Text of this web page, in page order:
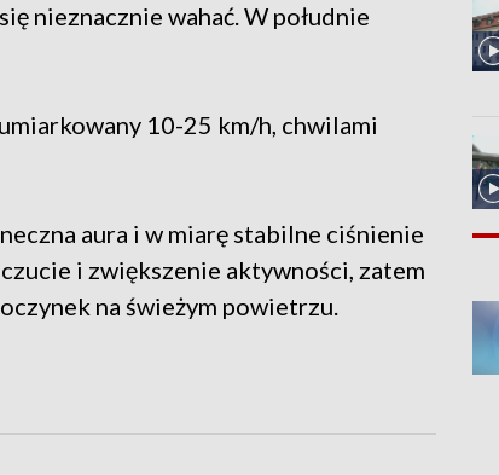
nieznacznie wahać. W południe
10-25 km/h, chwilami
aura i w miarę stabilne ciśnienie
i zwiększenie aktywności, zatem
na świeżym powietrzu.